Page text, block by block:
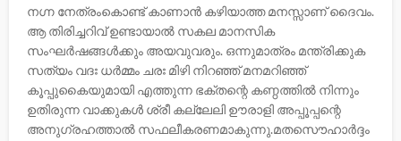
നഗ്ന നേത്രംകൊണ്ട് കാണാന്‍ കഴിയാത്ത മനസ്സാണ് ദൈവം.
ആ തിരിച്ചറിവ് ഉണ്ടായാല്‍ സകല മാനസിക
സംഘര്‍ഷങ്ങള്‍ക്കും അയവുവരും. ഒന്നുമാത്രം മന്ത്രിക്കുക
സത്യം വദഃ ധര്‍മ്മം ചരഃ മിഴി നിറഞ്ഞ് മനമറിഞ്ഞ്
കൂപ്പുകൈയുമായി എത്തുന്ന ഭക്തന്റെ കണ്ഠത്തില്‍ നിന്നും
ഉതിരുന്ന വാക്കുകള്‍ ശ്രീ കല്ലേലി ഊരാളി അപ്പൂപ്പന്റെ
അനുഗ്രഹത്താല്‍ സഫലീകരണമാകുന്നു.മതസൌഹാര്‍ദ്ദം